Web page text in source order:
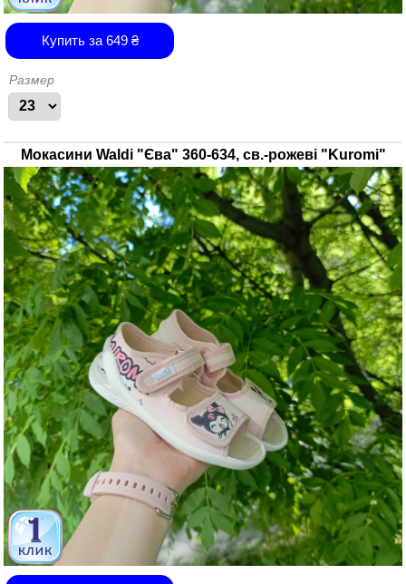
Купить за 649₴
Размер
Мокасини Waldi "Єва" 360-634, св.-рожеві "Kuromi"